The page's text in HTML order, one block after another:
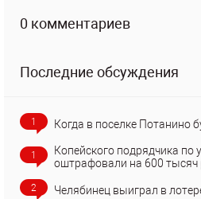
0 комментариев
Последние обсуждения
1 Когда в поселке Потанино
1
Копейского подрядчика по
оштрафовали на 600 тысяч
2 Челябинец выиграл в